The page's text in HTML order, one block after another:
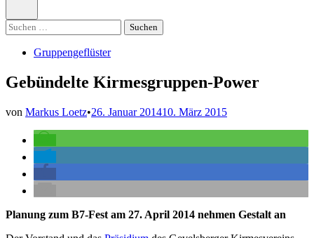
Suchen
nach:
Veröffentlicht
Gruppengeflüster
Gebündelte Kirmesgruppen-Power
von Markus Loetz•26. Januar 201410. März 2015
Planung zum B7-Fest am 27. April 2014 nehmen Gestalt an